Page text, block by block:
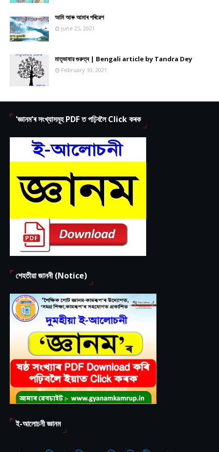
আমি আৰু আমাৰ পৰিৱেশ
June 25, 2021
মাতৃভাষার গুরুত্ব | Bengali article by Tandra Dey
February 10, 2021
'জ্ঞানম'ৰ সংখ্যাসমূহ PDF ত পঢ়িবলৈ Click কৰক
শেহতীয়া জাননী (Notice)
ই-আলোচনী জ্ঞানম